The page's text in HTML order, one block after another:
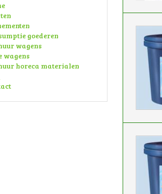
goederen
wagens
wagens
horeca materialen